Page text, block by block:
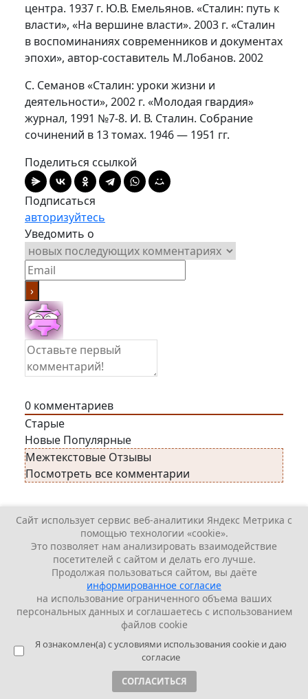
центра. 1937 г. Ю.В. Емельянов. «Сталин: путь к
власти», «На вершине власти». 2003 г. «Сталин
в воспоминаниях современников и документах
эпохи», автор-составитель М.Лобанов. 2002
С. Семанов «Сталин: уроки жизни и
деятельности», 2002 г. «Молодая гвардия»
журнал, 1991 №7-8. И. В. Сталин. Собрание
сочинений в 13 томах. 1946 — 1951 гг.
Поделиться ссылкой
Подписаться
авторизуйтесь
Уведомить о
0 комментариев
Старые
Новые Популярные
Межтекстовые Отзывы
Посмотреть все комментарии
Люди говорят
Илья Алексеевич
Редко кому удаётся
победить себя, это практически ...
stalin
Спасибо...
Химки
Зачем врать, что "военные
потери СССР и Третьего Р...
Анатолий
О репрессиях 1937г. сказано
много правды и неправд...
Деятельность Солженицына —
Сайт использует сервис веб-аналитики Яндекс Метрика с
помощью технологии «cookie».
Это позволяет нам анализировать взаимодействие
посетителей с сайтом и делать его лучше.
Продолжая пользоваться сайтом, вы даёте
информированное согласие
на использование ограниченного объема ваших
персональных данных и соглашаетесь с использованием
файлов cookie
Я ознакомлен(а) с условиями использования cookie и даю
согласие
СОГЛАСИТЬСЯ